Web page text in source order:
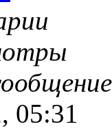
05:31